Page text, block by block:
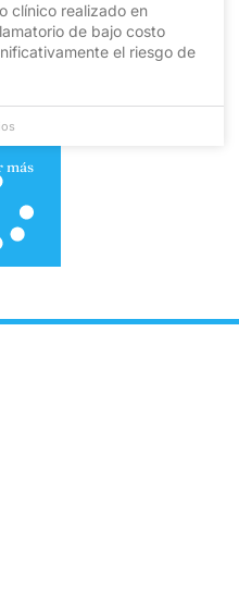
clínico realizado en
de bajo costo
el riesgo de
más